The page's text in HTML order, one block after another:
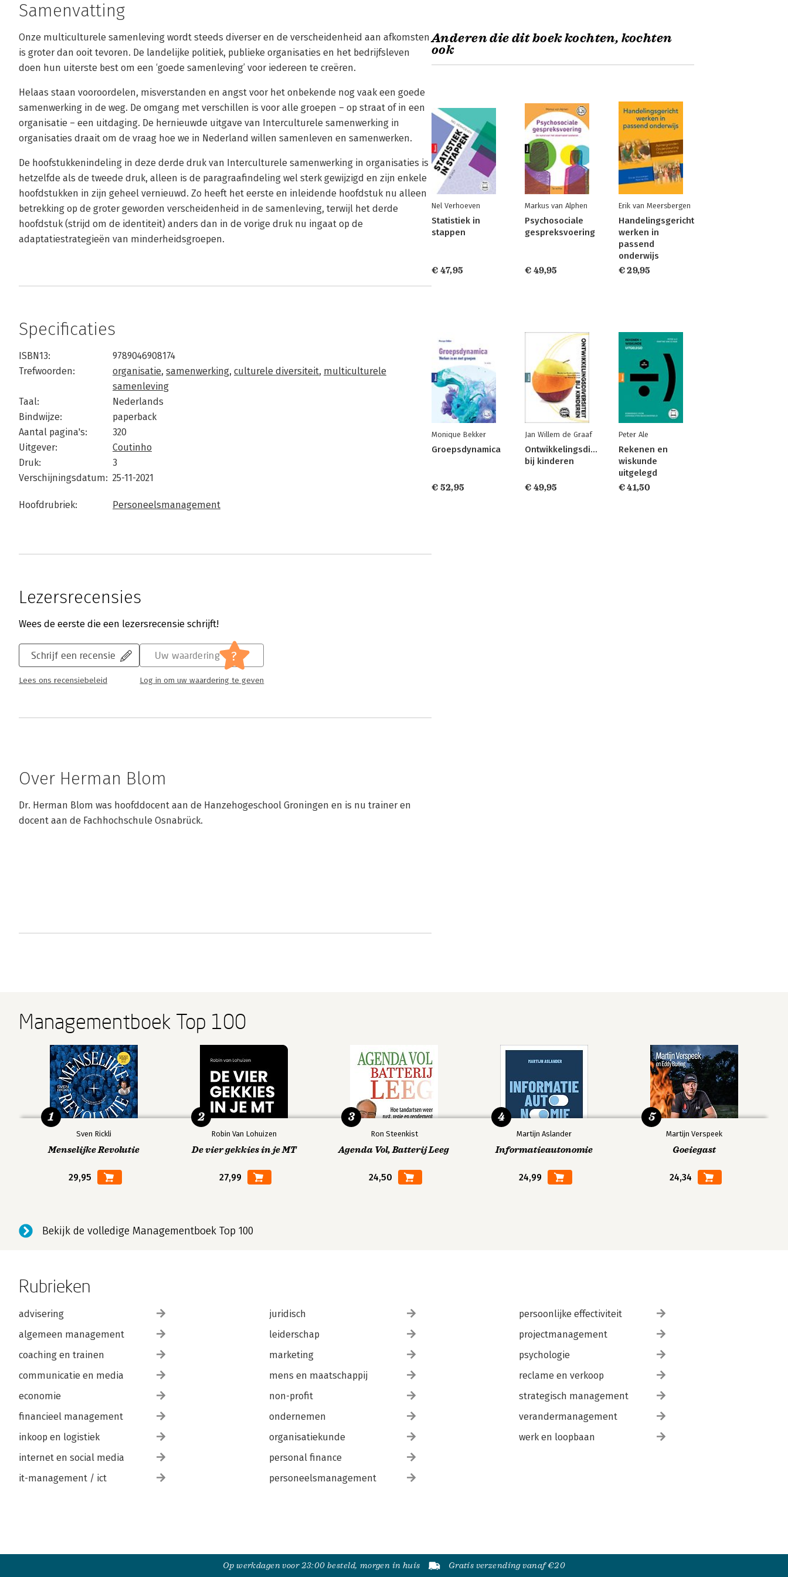
Samenvatting
Onze multiculturele samenleving wordt steeds diverser en de verscheidenheid aan afkomsten
is groter dan ooit tevoren. De landelijke politiek, publieke organisaties en het bedrijfsleven
doen hun uiterste best om een ‘goede samenleving’ voor iedereen te creëren.
Helaas staan vooroordelen, misverstanden en angst voor het onbekende nog vaak een goede
samenwerking in de weg. De omgang met verschillen is voor alle groepen – op straat of in een
organisatie – een uitdaging. De hernieuwde uitgave van Interculturele samenwerking in
organisaties draait om de vraag hoe we in Nederland willen samenleven en samenwerken.
De hoofstukkenindeling in deze derde druk van Interculturele samenwerking in organisaties is
hetzelfde als de tweede druk, alleen is de paragraafindeling wel sterk gewijzigd en zijn enkele
hoofdstukken in zijn geheel vernieuwd. Zo heeft het eerste en inleidende hoofdstuk nu alleen
betrekking op de groter geworden verscheidenheid in de samenleving, terwijl het derde
hoofdstuk (strijd om de identiteit) anders dan in de vorige druk nu ingaat op de
adaptatiestrategieën van minderheidsgroepen.
Specificaties
ISBN13:
9789046908174
Trefwoorden:
organisatie, samenwerking, culturele diversiteit, multiculturele
samenleving
Taal:
Nederlands
Bindwijze:
paperback
Aantal pagina's:
320
Uitgever:
Coutinho
Druk:
3
Verschijningsdatum: 25-11-2021
Hoofdrubriek: Personeelsmanagement
Lezersrecensies
Wees de eerste die een lezersrecensie schrijft!
Schrijf een recensie
Lees ons recensiebeleid
Uw waardering ?
Log in om uw waardering te geven
Over Herman Blom
Dr. Herman Blom was hoofddocent aan de Hanzehogeschool Groningen en is nu trainer en
docent aan de Fachhochschule Osnabrück.
Anderen die dit boek kochten, kochten
ook
Nel Verhoeven
Statistiek in
stappen
€ 47,95
Markus van Alphen
Psychosociale
gespreksvoering
€ 49,95
Erik van Meersbergen
Handelingsgericht
werken in
passend
onderwijs
€ 29,95
Monique Bekker
Groepsdynamica
€ 52,95
Jan Willem de Graaf
Ontwikkelingsdiversiteit
bij kinderen
€ 49,95
Peter Ale
Rekenen en
wiskunde
uitgelegd
€ 41,50
Managementboek Top 100
Sven Rickli
Menselijke Revolutie
29,95
1
Robin Van Lohuizen
De vier gekkies in je MT
27,99
2
Ron Steenkist
Agenda Vol, Batterij Leeg
24,50
3
Martijn Aslander
Informatieautonomie
24,99
4
Martijn Verspeek
Goeiegast
24,34
5
Bekijk de volledige Managementboek Top 100
Rubrieken
advisering
algemeen management
coaching en trainen
communicatie en media
economie
financieel management
inkoop en logistiek
internet en social media
it-management / ict
juridisch
leiderschap
marketing
mens en maatschappij
non-profit
ondernemen
organisatiekunde
personal finance
personeelsmanagement
persoonlijke effectiviteit
projectmanagement
psychologie
reclame en verkoop
strategisch management
verandermanagement
werk en loopbaan
Op werkdagen voor 23:00 besteld, morgen in huis Gratis verzending vanaf €20